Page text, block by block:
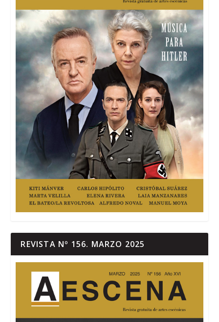
REVISTA Nº 156. MARZO 2025